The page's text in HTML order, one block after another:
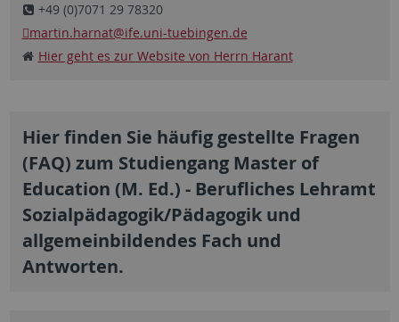
+49 (0)7071 29 78320
martin.harnat@ife.uni-tuebingen.de
Hier geht es zur Website von Herrn Harant
Hier finden Sie häufig gestellte Fragen
(FAQ) zum Studiengang Master of
Education (M. Ed.) - Berufliches Lehramt
Sozialpädagogik/Pädagogik und
allgemeinbildendes Fach und
Antworten.